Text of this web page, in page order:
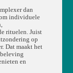
dan
individuele
rituelen. Juist
op
Dat maakt het
en